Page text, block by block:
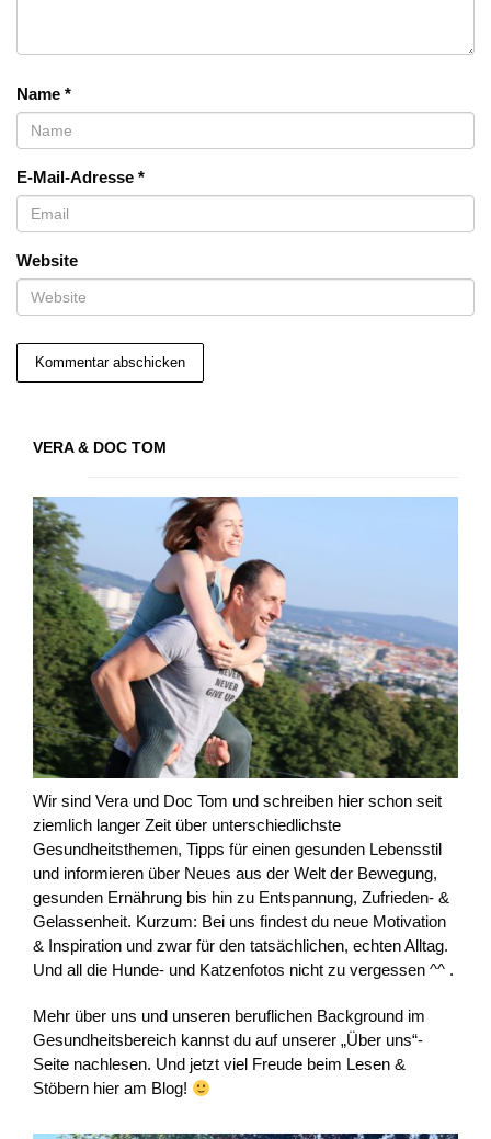
Name *
E-Mail-Adresse *
Website
VERA & DOC TOM
Wir sind Vera und Doc Tom und schreiben hier schon seit
ziemlich langer Zeit über unterschiedlichste
Gesundheitsthemen, Tipps für einen gesunden Lebensstil
und informieren über Neues aus der Welt der Bewegung,
gesunden Ernährung bis hin zu Entspannung, Zufrieden- &
Gelassenheit. Kurzum: Bei uns findest du neue Motivation
& Inspiration und zwar für den tatsächlichen, echten Alltag.
Und all die Hunde- und Katzenfotos nicht zu vergessen ^^ .
Mehr über uns und unseren beruflichen Background im
Gesundheitsbereich kannst du auf unserer „Über uns“-
Seite nachlesen. Und jetzt viel Freude beim Lesen &
Stöbern hier am Blog!